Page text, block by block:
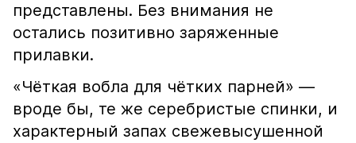
представлены. Без внимания не
остались позитивно заряженные
прилавки.
«Чёткая вобла для чётких парней» —
вроде бы, те же серебристые спинки, и
характерный запах свежевысушенной